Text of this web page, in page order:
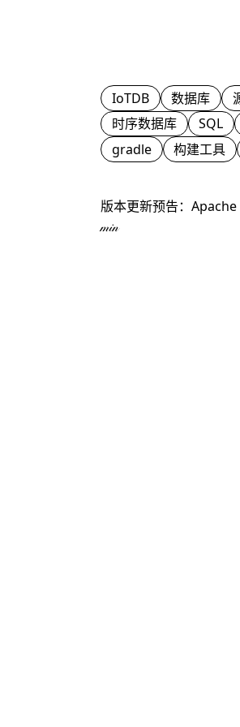
IoTDB 数据库
时序数据库
SQL
gradle
构建工具
版本更新预告：
min